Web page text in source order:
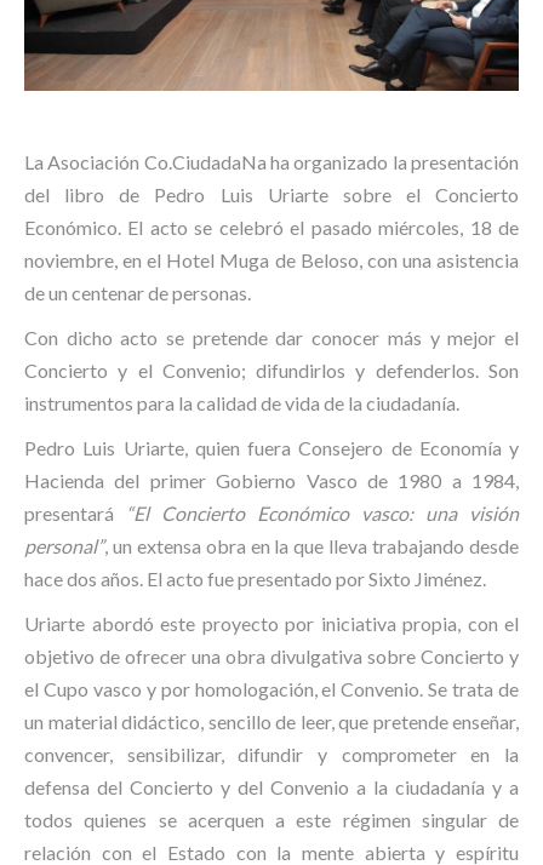
La Asociación Co.CiudadaNa ha organizado la presentación
del libro de Pedro Luis Uriarte sobre el Concierto
Económico. El acto se celebró el pasado miércoles, 18 de
noviembre, en el Hotel Muga de Beloso, con una asistencia
de un centenar de personas.
Con dicho acto se pretende dar conocer más y mejor el
Concierto y el Convenio; difundirlos y defenderlos. Son
instrumentos para la calidad de vida de la ciudadanía.
Pedro Luis Uriarte, quien fuera Consejero de Economía y
Hacienda del primer Gobierno Vasco de 1980 a 1984,
presentará
“El Concierto Económico vasco: una visión
personal”, un extensa obra en la que lleva trabajando desde
hace dos años. El acto fue presentado por Sixto Jiménez.
Uriarte abordó este proyecto por iniciativa propia, con el
objetivo de ofrecer una obra divulgativa sobre Concierto y
el Cupo vasco y por homologación, el Convenio. Se trata de
un material didáctico, sencillo de leer, que pretende enseñar,
convencer, sensibilizar, difundir y comprometer en la
defensa del Concierto y del Convenio a la ciudadanía y a
todos quienes se acerquen a este régimen singular de
relación con el Estado con la mente abierta y espíritu